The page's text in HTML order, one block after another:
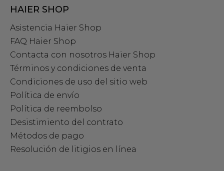
HAIER SHOP
Asistencia Haier Shop
FAQ Haier Shop
Contacta con nosotros Haier Shop
Términos y condiciones de venta
Condiciones de uso del sitio web
Política de envío
Política de reembolso
Desistimiento del contrato
Métodos de pago
Resolución de litigios en línea